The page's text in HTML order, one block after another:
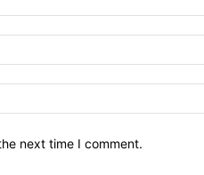
next time I comment.